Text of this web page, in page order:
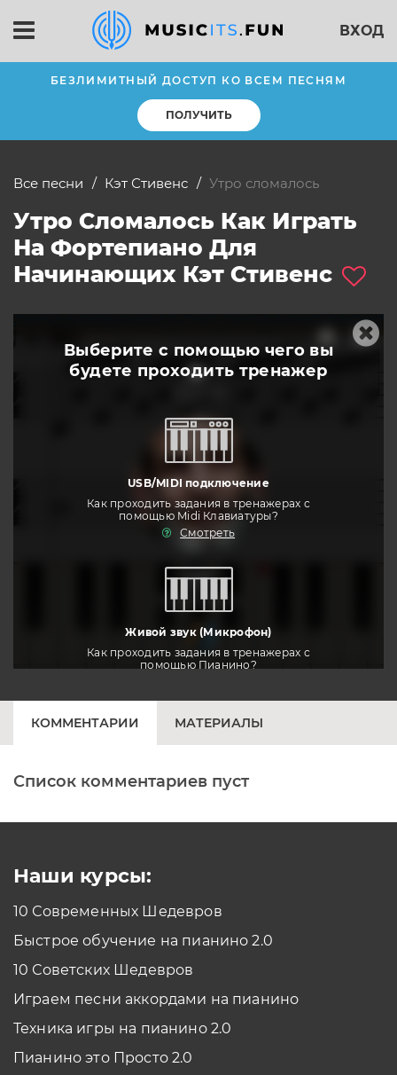
ВХОД
БЕЗЛИМИТНЫЙ ДОСТУП КО ВСЕМ ПЕСНЯМ
ПОЛУЧИТЬ
Все песни Кэт Стивенс утро сломалось
Утро Сломалось Как Играть
На Фортепиано Для
Начинающих Кэт Стивенс
Выберите с помощью чего вы
будете проходить тренажер
USB/MIDI подключение
Как проходить задания в тренажерах с
помощью Midi Клавиатуры?
Смотреть
Живой звук (Микрофон)
Как проходить задания в тренажерах с
помощью Пианино?
Печатная клавиатура
Как проходить задания в тренажерах с
помощью Планшета/телефона?
тренировать
КОММЕНТАРИИ МАТЕРИАЛЫ
Список комментариев пуст
Наши курсы:
10 Современных Шедевров
Быстрое обучение на пианино 2.0
10 Советских Шедевров
Играем песни аккордами на пианино
Техника игры на пианино 2.0
Пианино это Просто 2.0